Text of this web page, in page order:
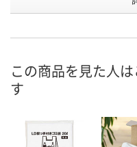
カゴへ
この商品を見た人
す